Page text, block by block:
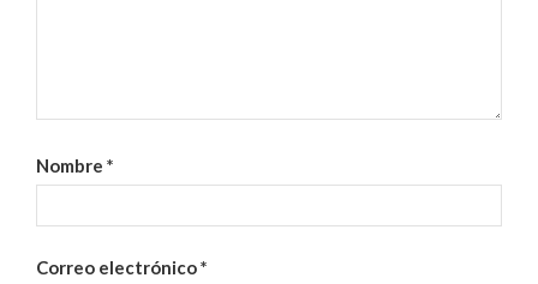
Nombre *
Correo electrónico*